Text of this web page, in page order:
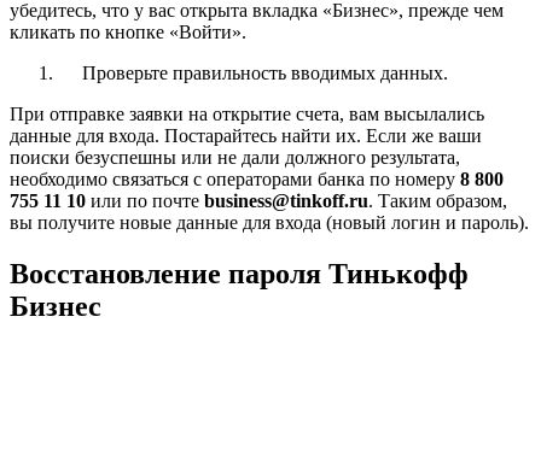
убедитесь, что у вас открыта вкладка «Бизнес», прежде чем
кликать по кнопке «Войти».
Проверьте правильность вводимых данных.
При отправке заявки на открытие счета, вам высылались
данные для входа. Постарайтесь найти их. Если же ваши
поиски безуспешны или не дали должного результата,
необходимо связаться с операторами банка по номеру 8 800
755 11 10 или по почте business@tinkoff.ru. Таким образом,
вы получите новые данные для входа (новый логин и пароль).
Восстановление пароля Тинькофф
Бизнес